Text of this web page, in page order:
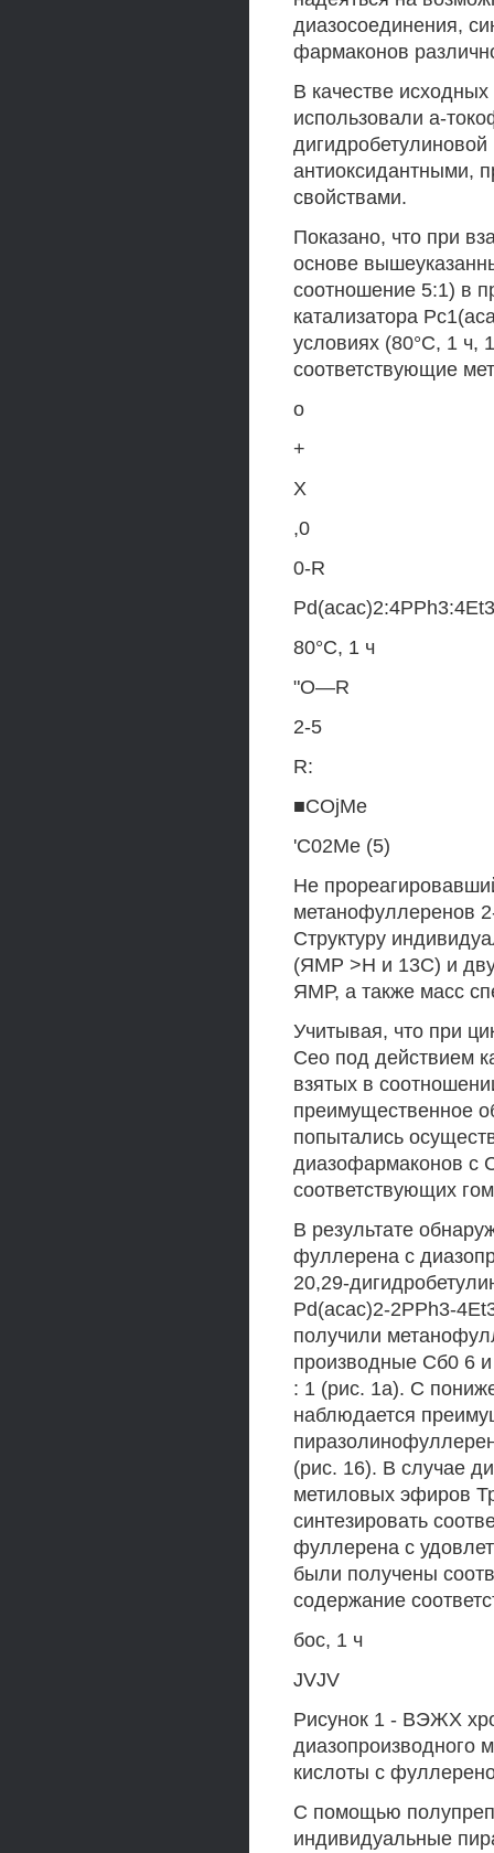
диазосоединения,
фармаконов
В качестве
использовали а-
антиоксидантными,
свойствами.
Показано, что при
основе
соотношение 5:1) в
катализатора
условиях (80°С, 1 ч,
соответствующие
о
+
X
,0
0-R
80°C, 1 ч
"О—R
2-5
R:
■COjMe
'C02Me (5)
He
метанофуллеренов
Структуру
(ЯМР >Н и 13С) и
ЯМР, а также масс
Учитывая, что при
Ceo под действием
взятых в
преимущественное
попытались
диазофармаконов с
соответствующих
В результате
фуллерена с
20,29-
Pd(acac)2-2PPh3-
получили
производные Сб0 6
: 1 (рис. 1а). С
наблюдается
(рис. 16). В случае
метиловых эфиров
синтезировать
фуллерена с
были получены
содержание
бос, 1 ч
JVJV
Рисунок 1 - ВЭЖХ
диазопроизводного
кислоты с
С помощью
индивидуальные